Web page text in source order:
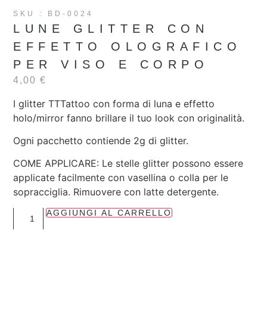
SKU : BD-0024
LUNE GLITTER CON
EFFETTO OLOGRAFICO
PER VISO E CORPO
4,00€
I glitter TTTattoo con forma di luna e effetto
holo/mirror fanno brillare il tuo look con originalità.
Ogni pacchetto contiende 2g di glitter.
COME APPLICARE: Le stelle glitter possono essere
applicate facilmente con vasellina o colla per le
sopracciglia. Rimuovere con latte detergente.
AGGIUNGI AL CARRELLO